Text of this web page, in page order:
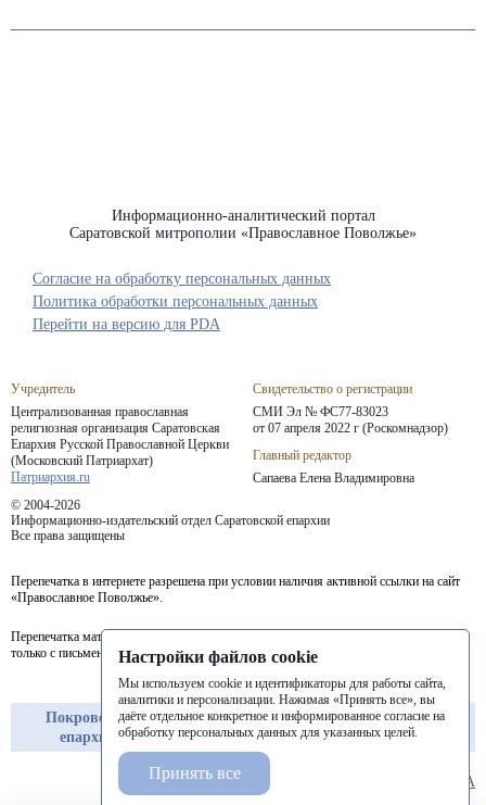
Информационно-аналитический портал
Саратовской митрополии «Православное Поволжье»
Учредитель
Централизованная православная
религиозная организация Саратовская
Епархия Русской Православной Церкви
(Московский Патриархат)
Патриархия.ru
Свидетельство о регистрации
СМИ Эл № ФС77-83023
от 07 апреля 2022 г (Роскомнадзор)
Главный редактор
Сапаева Елена Владимировна
© 2004-2026
Информационно-издательский отдел Саратовской епархии
Все права защищены
Согласие на обработку персональных данных
Политика обработки персональных данных
Перепечатка в интернете разрешена при условии наличия активной ссылки на сайт
«Православное Поволжье».
Перепечатка материалов портала в печатных изданиях (книгах, прессе) возможна
только с письменного разрешения редакции.
Покровская
епархия
Балашовская
епархия
Балаковская
епархия
Перейти на версию для PDA
Настройки файлов cookie
Мы используем cookie и идентификаторы для работы сайта,
аналитики и персонализации. Нажимая «Принять все», вы
даёте отдельное конкретное и информированное согласие на
обработку персональных данных для указанных целей.
Принять все